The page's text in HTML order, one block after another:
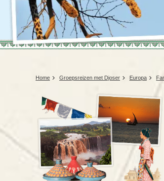
Voodoo in Benin en Togo, 16
dagen
Marokko
Mauritius
Home Groepsreizen met Djoser Europa